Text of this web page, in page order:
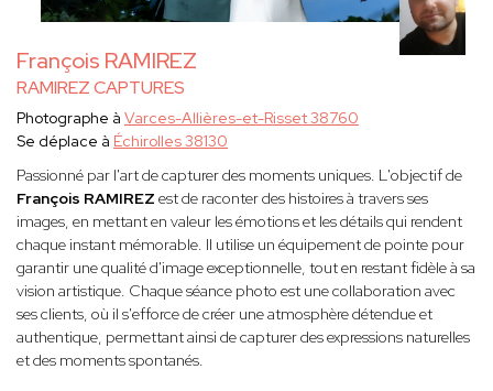
François RAMIREZ
RAMIREZ CAPTURES
Photographe à Varces-Allières-et-Risset 38760
Se déplace à Échirolles 38130
Passionné par l'art de capturer des moments uniques. L'objectif de
François RAMIREZ est de raconter des histoires à travers ses
images, en mettant en valeur les émotions et les détails qui rendent
chaque instant mémorable. Il utilise un équipement de pointe pour
garantir une qualité d'image exceptionnelle, tout en restant fidèle à sa
vision artistique. Chaque séance photo est une collaboration avec
ses clients, où il s'efforce de créer une atmosphère détendue et
authentique, permettant ainsi de capturer des expressions naturelles
et des moments spontanés.